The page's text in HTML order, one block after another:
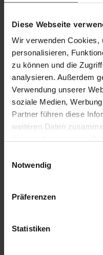
Diese Webseite
Wir verwenden Cookies,
personalisieren,
zu können und die
analysieren. Außerdem
Verwendung unserer
soziale Medien,
Partner führen diese
weiteren Daten
Cookies, wenn Sie
Notwendig
Präferenzen
Statistiken
Coupe régulière en
Pour l'ail, le